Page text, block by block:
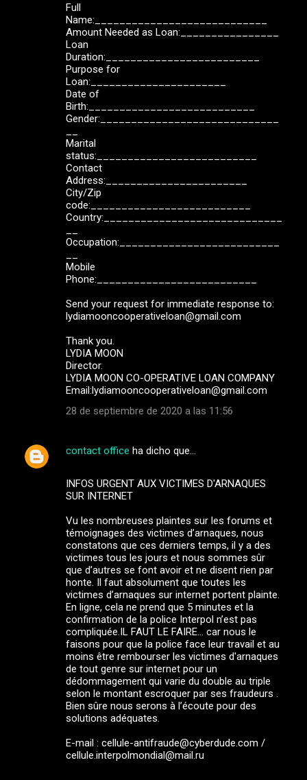
Full
Name:____________________________
Amount Needed as Loan:________________
Loan
Duration:_________________________
Purpose for
Loan:______________________
Date of
Birth:___________________________
Gender:_____________________________
Marital
status:__________________________
Contact
Address:_______________________
City/Zip
code:__________________________
Country:_____________________________
Occupation:__________________________
Mobile
Phone:__________________________
Send your request for immediate response to:
lydiamooncooperativeloan@gmail.com
Thank you.
LYDIA MOON
Director.
LYDIA MOON CO-OPERATIVE LOAN COMPANY
Email:lydiamooncooperativeloan@gmail.com
28 de septiembre de 2020 a las 11:56
contact office ha dicho que…
INFOS URGENT AUX VICTIMES D'ARNAQUES
SUR INTERNET
Vu les nombreuses plaintes sur les forums et
témoignages des victimes d’arnaques, nous
constatons que ces derniers temps, il y a des
victimes tous les jours et nous sommes sûr
que d’autres se font avoir et ne disent rien par
honte. Il faut absolument que toutes les
victimes d’arnaques sur internet portent plainte.
En ligne, cela ne prend que 5 minutes et la
confirmation de la police Interpol n’est pas
compliquée.IL FAUT LE FAIRE… car nous le
faisons pour que la police face leur travail et au
moins être rembourser les victimes d'arnaques
de tout genre sur internet pour un
dédommagement qui varie du double au triple
selon le montant escroquer par ses fraudeurs .
Bien sûre nous serons à l’écoute pour des
solutions adéquates.
E-mail : cellule-antifraude@cyberdude.com /
cellule.interpolmondial@mail.ru